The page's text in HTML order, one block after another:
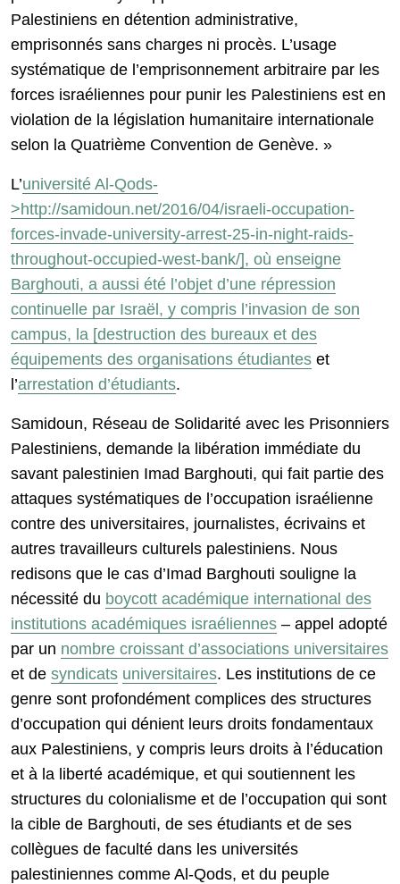
Palestiniens en détention administrative,
emprisonnés sans charges ni procès. L’usage
systématique de l’emprisonnement arbitraire par les
forces israéliennes pour punir les Palestiniens est en
violation de la législation humanitaire internationale
selon la Quatrième Convention de Genève. »
L’université Al-Qods-
>http://samidoun.net/2016/04/israeli-occupation-
forces-invade-university-arrest-25-in-night-raids-
throughout-occupied-west-bank/], où enseigne
Barghouti, a aussi été l’objet d’une répression
continuelle par Israël, y compris l’invasion de son
campus, la [destruction des bureaux et des
équipements des organisations étudiantes et
l’arrestation d’étudiants.
Samidoun, Réseau de Solidarité avec les Prisonniers
Palestiniens, demande la libération immédiate du
savant palestinien Imad Barghouti, qui fait partie des
attaques systématiques de l’occupation israélienne
contre des universitaires, journalistes, écrivains et
autres travailleurs culturels palestiniens. Nous
redisons que le cas d’Imad Barghouti souligne la
nécessité du boycott académique international des
institutions académiques israéliennes – appel adopté
par un nombre croissant d’associations universitaires
et de syndicats universitaires. Les institutions de ce
genre sont profondément complices des structures
d’occupation qui dénient leurs droits fondamentaux
aux Palestiniens, y compris leurs droits à l’éducation
et à la liberté académique, et qui soutiennent les
structures du colonialisme et de l’occupation qui sont
la cible de Barghouti, de ses étudiants et de ses
collègues de faculté dans les universités
palestiniennes comme Al-Qods, et du peuple